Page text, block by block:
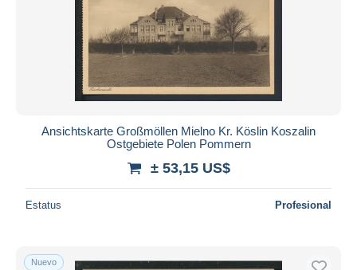
Ansichtskarte Großmöllen Mielno Kr. Köslin Koszalin
Ostgebiete Polen Pommern
± 53,15 US$
Estatus Profesional
Nuevo